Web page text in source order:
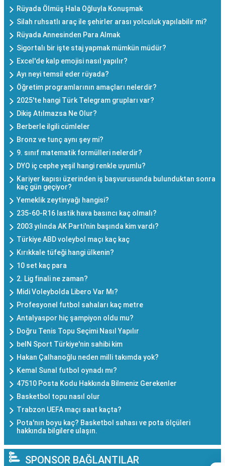
Rüyada Ölmüş Hala Oğluyla Konuşmak
Silah ruhsatlı araç ile şehirler arası yolculuk yapılabilir mi?
Rüyada Annesinden Para Almak
Sigortalı bir işte staj yapmak mümkün müdür?
Excel'de kalp emojisi nasıl yapılır?
Ayı neyi temsil eder rüyada?
Öğretim programlarının amaçları nelerdir?
2025'te hangi Türk Telegram grupları var?
Dikiş Atılmazsa Ne Olur?
Berberle ilgili cümleler
Bronz ve tunç aynı şey mi?
9. sınıf matematik formülleri nelerdir?
DYO iç cephe yeşil hangi renkle uyumlu?
Kariyer kapısı üzerinden iş başvurusunda bulunduktan sonra
kaç gün geçiyor?
Yemeklik zeytinyağı hangisi?
235-60-R16 lastik hava basıncı kaç olmalı?
2003 yılında AK Parti'nin başında kim vardı?
Türkiye ABD voleybol maçı kaç kaç
Kırıkkale tüfeği hangi ülkenin?
10 set kaç para
2. Lig finali ne zaman?
Midi Voleybolda Libero Var Mı?
Profesyonel futbol sahaları kaç metre
Antalyaspor hiç şampiyon oldu mu?
Doğru Tenis Topu Seçimi Nasıl Yapılır
beIN Sport Türkiye'nin sahibi kim
Hakan Çalhanoğlu neden milli takımda yok?
Kemal Sunal futbol oynadı mı?
47510 Posta Kodu Hakkında Bilmeniz Gerekenler
Basketbol topu nasıl olur
Trabzon UEFA maçı saat kaçta?
Pota'nın boyu kaç? Basketbol sahası ve pota ölçüleri
hakkında bilgilere ulaşın.
SPONSOR BAĞLANTILAR